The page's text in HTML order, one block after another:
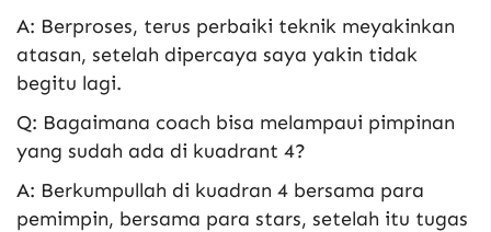
A: Berproses, terus perbaiki teknik meyakinkan
atasan, setelah dipercaya saya yakin tidak
begitu lagi.
Q: Bagaimana coach bisa melampaui pimpinan
yang sudah ada di kuadrant 4?
A: Berkumpullah di kuadran 4 bersama para
pemimpin, bersama para stars, setelah itu tugas